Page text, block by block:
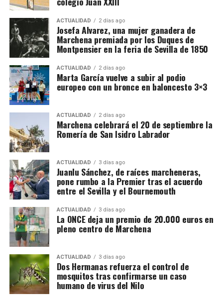
La campaña estuvo encabezada por Fernando el
Católico, pero Rodrigo Ponce de León desempeñó
un papel relevante como capitán del ejército. La
tradición histórica destaca su determinación cuando
el asedio parecía estancarse. Frente a quienes
aconsejaban levantar el cerco, el marqués habría
defendido su continuación e incluso se habría
mostrado dispuesto a mantenerlo con sus propios
hombres y recursos.
La llegada y empleo de la artillería terminó
resultando decisiva. Por eso sería más preciso
afirmar que Rodrigo fue uno de los principales
impulsores militares de la operación, no el
conquistador único de Setenil.
donde desglosó los detalles de esta triple cita
de 8.200 necesitados encontraron en él
una cama limpia y un plato de comida
caliente.
Además en La Milagrosa hubo un colegio
con 300 alumnos, divididos en seis
seccio­nes, que acudían diariamente al
colegio incluyendo además un comedor
infantil de Auxilio Social, en el que daba
diariamente comida a los 80 niños más
pobres de Marchena.
ACTUALIDAD 2 días ago
Josefa Alvarez, una mujer ganadera de
Marchena premiada por los Duques de
Montpensier en la feria de Sevilla de 1850
ACTUALIDAD 2 días ago
Marta García vuelve a subir al podio
europeo con un bronce en baloncesto 3×3
ACTUALIDAD 2 días ago
Marchena celebrará el 20 de septiembre la
Romería de San Isidro Labrador
ACTUALIDAD 3 días ago
Juanlu Sánchez, de raíces marcheneras,
pone rumbo a la Premier tras el acuerdo
entre el Sevilla y el Bournemouth
ACTUALIDAD 3 días ago
La ONCE deja un premio de 20.000 euros en
pleno centro de Marchena
ACTUALIDAD 3 días ago
Dos Hermanas refuerza el control de
mosquitos tras confirmarse un caso
humano de virus del Nilo